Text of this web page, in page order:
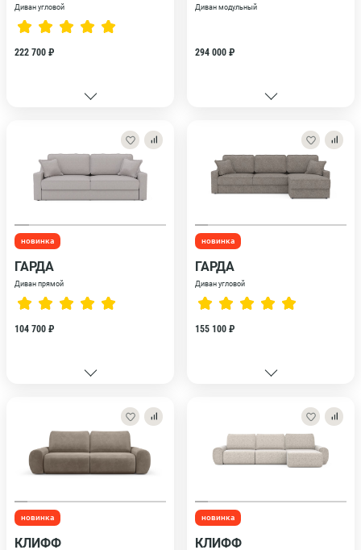
Диван угловой
222 700 ₽
Диван модульный
294 000 ₽
новинка
ГАРДА
Диван прямой
104 700 ₽
новинка
ГАРДА
Диван угловой
155 100 ₽
новинка
КЛИФФ
новинка
КЛИФФ